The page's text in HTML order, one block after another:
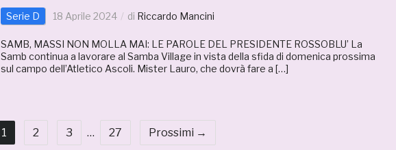
Serie D 18 Aprile 2024 di Riccardo Mancini
SAMB, MASSI NON MOLLA MAI: LE PAROLE DEL PRESIDENTE ROSSOBLU’ La
Samb continua a lavorare al Samba Village in vista della sfida di domenica prossima
sul campo dell’Atletico Ascoli. Mister Lauro, che dovrà fare a […]
1 2 3 … 27 Prossimi →